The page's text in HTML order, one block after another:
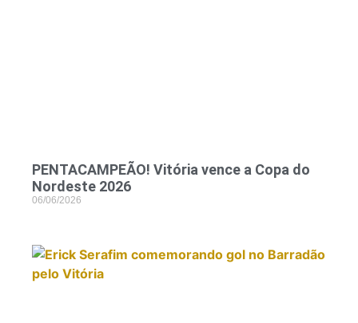
PENTACAMPEÃO! Vitória vence a Copa do
Nordeste 2026
06/06/2026